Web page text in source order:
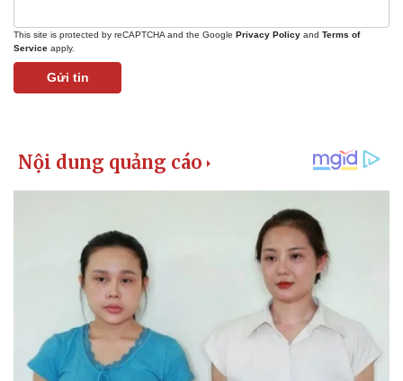
Lịch thi đấu bóng đá
This site is protected by reCAPTCHA and the Google Privacy Policy and Terms of
Service apply.
Gửi tin